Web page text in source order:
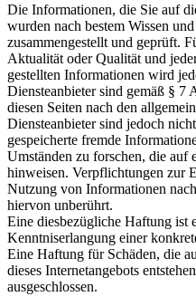
Die Informationen, die Sie auf
wurden nach bestem Wissen
zusammengestellt und geprüft.
Aktualität oder Qualität und
gestellten Informationen wird
Diensteanbieter sind gemäß §
diesen Seiten nach den
Diensteanbieter sind jedoch
gespeicherte fremde
Umständen zu forschen, die auf
hinweisen. Verpflichtungen zur
Nutzung von Informationen
hiervon unberührt.
Eine diesbezügliche Haftung ist
Kenntniserlangung einer
Eine Haftung für Schäden, die
dieses Internetangebots
ausgeschlossen.